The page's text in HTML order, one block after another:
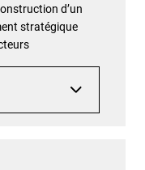
d’un
stratégique